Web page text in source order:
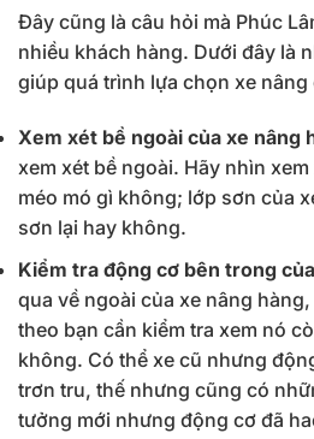
Đây cũng là câu hỏi mà Phúc
nhiều khách hàng. Dưới đây là
giúp quá trình lựa chọn xe nâng
Xem xét bề ngoài của xe nâng
xem xét bề ngoài. Hãy nhìn
méo mó gì không; lớp sơn của
sơn lại hay không.
Kiểm tra động cơ bên trong
qua về ngoài của xe nâng
theo bạn cần kiểm tra xem nó
không. Có thể xe cũ nhưng
trơn tru, thế nhưng cũng có
tưởng mới nhưng động cơ đã